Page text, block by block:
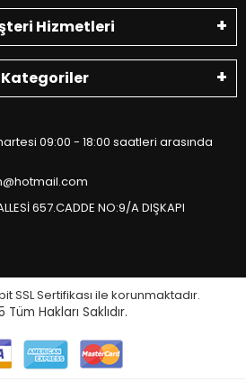
Hizmetleri
Kategoriler
09:00 - 18:00 saatleri arasında
657.CADDE NO:9/A DIŞKAPI
SSL Sertifikası ile korunmaktadır.
Tüm Hakları Saklıdır.